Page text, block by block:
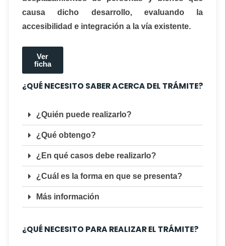
causa dicho desarrollo, evaluando la
accesibilidad e integración a la vía existente.
Ver
ficha
¿QUÉ NECESITO SABER ACERCA DEL TRÁMITE?
¿Quién puede realizarlo?
¿Qué obtengo?
¿En qué casos debe realizarlo?
¿Cuál es la forma en que se presenta?
Más información
¿QUÉ NECESITO PARA REALIZAR EL TRÁMITE?